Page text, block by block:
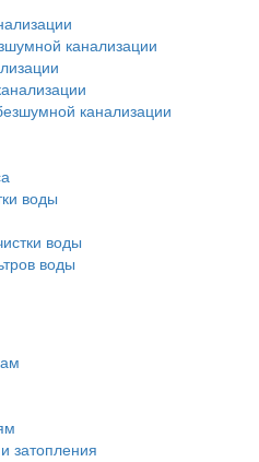
канализации
канализации
воды
воды
воды
затопления